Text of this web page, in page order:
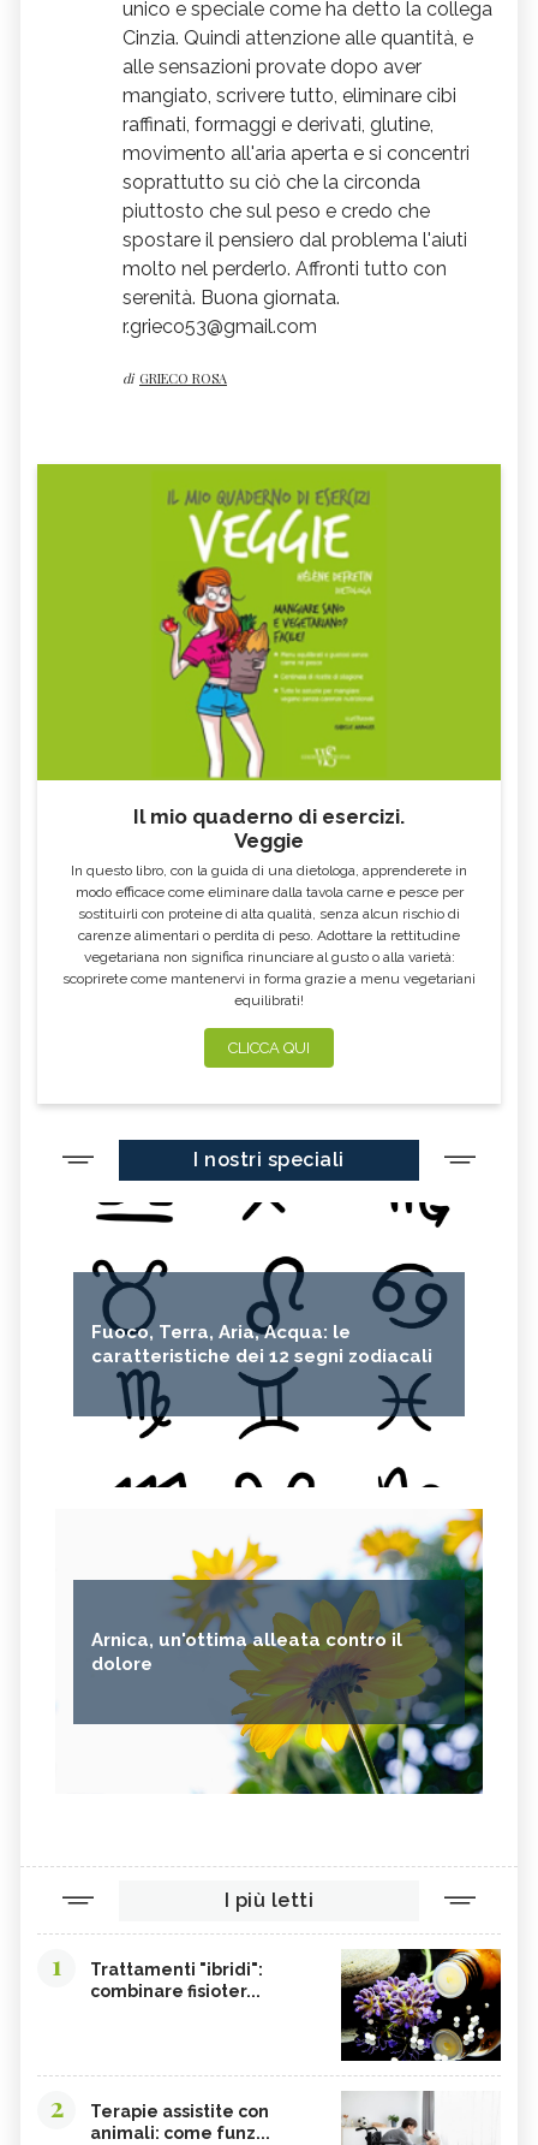
unico e speciale come ha detto la collega
Cinzia. Quindi attenzione alle quantità, e
alle sensazioni provate dopo aver
mangiato, scrivere tutto, eliminare cibi
raffinati, formaggi e derivati, glutine,
movimento all'aria aperta e si concentri
soprattutto su ciò che la circonda
piuttosto che sul peso e credo che
spostare il pensiero dal problema l'aiuti
molto nel perderlo. Affronti tutto con
serenità. Buona giornata.
r.grieco53@gmail.com
di GRIECO ROSA
Il mio quaderno di esercizi.
Veggie
In questo libro, con la guida di una dietologa, apprenderete in
modo efficace come eliminare dalla tavola carne e pesce per
sostituirli con proteine di alta qualità, senza alcun rischio di
carenze alimentari o perdita di peso. Adottare la rettitudine
vegetariana non significa rinunciare al gusto o alla varietà:
scoprirete come mantenervi in forma grazie a menu vegetariani
equilibrati!
CLICCA QUI
I nostri speciali
Fuoco, Terra, Aria, Acqua: le
caratteristiche dei 12 segni zodiacali
Arnica, un'ottima alleata contro il
dolore
I più letti
1
Trattamenti "ibridi":
combinare fisioter...
2
Terapie assistite con
animali: come funz...